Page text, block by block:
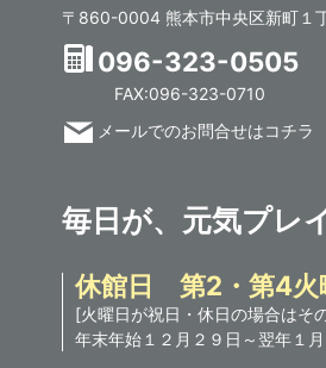
〒860-0004 熊本市中央区新町１
096-323-0505
FAX:096-323-0710
メールでのお問合せはコチラ
毎日が、元気プレ
休館日 第2・第4火
[火曜日が祝日・休日の場合はそ
年末年始１２月２９日～翌年１